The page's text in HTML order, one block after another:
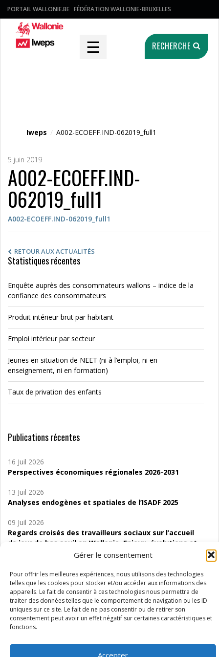
Gérer le consentement
Pour offrir les meilleures expériences, nous utilisons des technologies
telles que les cookies pour stocker et/ou accéder aux informations des
appareils. Le fait de consentir à ces technologies nous permettra de
traiter des données telles que le comportement de navigation ou les ID
uniques sur ce site. Le fait de ne pas consentir ou de retirer son
consentement peut avoir un effet négatif sur certaines caractéristiques et
fonctions.
Accepter
PORTAIL WALLONIE.BE FÉDÉRATION WALLONIE-BRUXELLES
☰ RECHERCHE
Iweps / A002-ECOEFF.IND-062019_full1
5 juin 2019
A002-ECOEFF.IND-
062019_full1
A002-ECOEFF.IND-062019_full1
RETOUR AUX ACTUALITÉS
Statistiques récentes
Enquête auprès des consommateurs wallons – indice de la
confiance des consommateurs
Produit intérieur brut par habitant
Emploi intérieur par secteur
Jeunes en situation de NEET (ni à l’emploi, ni en
enseignement, ni en formation)
Taux de privation des enfants
Publications récentes
16 Juil 2026
Perspectives économiques régionales 2026-2031
13 Juil 2026
Analyses endogènes et spatiales de l’ISADF 2025
09 Juil 2026
Regards croisés des travailleurs sociaux sur l’accueil
de jour de bas seuil en Wallonie. Enjeux, évolutions et
06 Juil 2026
Étude d’évaluabilité des Structures
d’accompagnement à l’autocréation d’emploi (SAACE)
01 Juil 2026
Pénurie du personnel infirmier :quels indicateurs
Wallonie ?